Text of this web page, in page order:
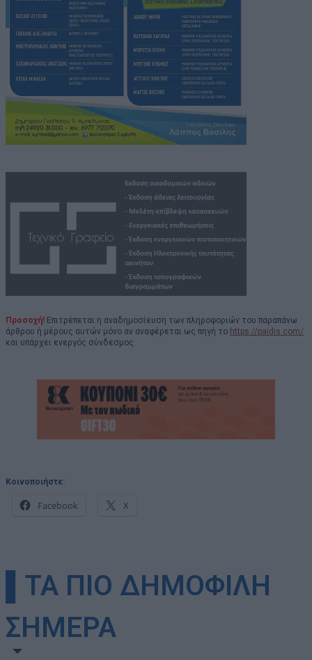
Προσοχή! Επιτρέπεται η αναδημοσίευση των πληροφοριών του παραπάνω
άρθρου ή μέρους αυτών μόνο αν αναφέρεται ως πηγή το https://paidis.com/
και υπάρχει ενεργός σύνδεσμος.
Κοινοποιήστε:
Facebook X
▌ΤΑ ΠΙΟ ΔΗΜΟΦΙΛΗ
ΣΗΜΕΡΑ